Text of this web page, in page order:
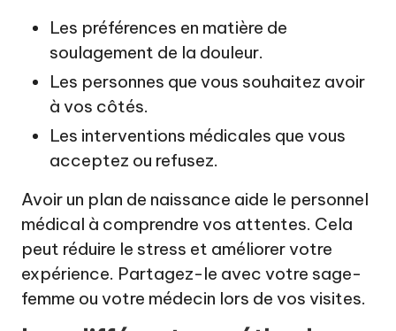
Les préférences en matière de
soulagement de la douleur.
Les personnes que vous souhaitez avoir
à vos côtés.
Les interventions médicales que vous
acceptez ou refusez.
Avoir un plan de naissance aide le personnel
médical à comprendre vos attentes. Cela
peut réduire le stress et améliorer votre
expérience. Partagez-le avec votre sage-
femme ou votre médecin lors de vos visites.